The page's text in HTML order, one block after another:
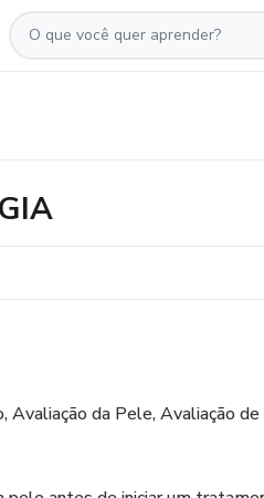
Avaliação da Pele, Avaliação